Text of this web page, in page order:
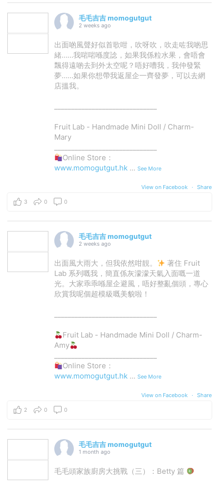
毛毛吉吉 momogutgut
2 weeks ago
出面啲風聲好似首歌咁，吹呀吹，吹走咗我啲思
緒……我啱啱喺度諗，如果我係粒水果，會唔會
飄得遠啲去到外太空呢？唔好嘈我，我仲發緊
夢……如果你想帶我返屋企一齊發夢，可以去網
店搵我。
Fruit Lab - Handmade Mini Doll / Charm-
Mary
Online Store：
www.momogutgut.hk ...See More
View on Facebook · Share
3 0 0
毛毛吉吉 momogutgut
2 weeks ago
出面風大雨大，但我依然咁靚。
著住 Fruit
Lab 系列嘅我，簡直係灰濛濛天氣入面嘅一道
光。大家乖乖喺屋企避風，唔好整亂個頭，專心
欣賞我呢個超模級嘅美貌啦！
Fruit Lab - Handmade Mini Doll / Charm-
Amy
Online Store：
www.momogutgut.hk ...See More
View on Facebook · Share
2 0 0
毛毛吉吉 momogutgut
1 month ago
毛毛頭家族廚房大挑戰（三）：Betty 篇